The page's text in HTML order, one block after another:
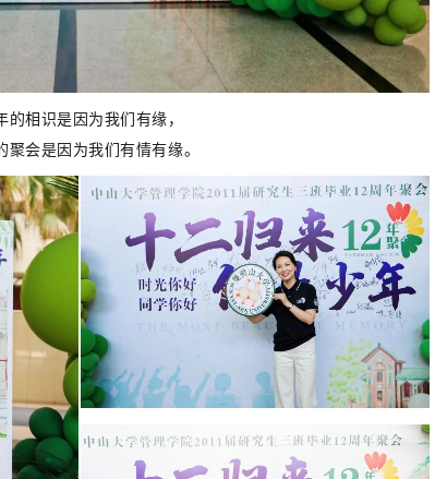
的相识是因为我们有缘，
聚会是因为我们有情有缘。